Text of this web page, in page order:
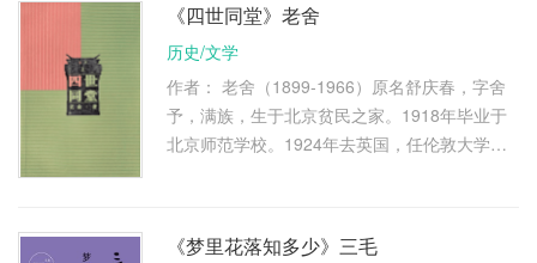
《四世同堂》老舍
历史/文学
作者： 老舍（1899-1966）原名舒庆春，字舍
予，满族，生于北京贫民之家。1918年毕业于
北京师范学校。1924年去英国，任伦敦大学东
《梦里花落知多少》三毛